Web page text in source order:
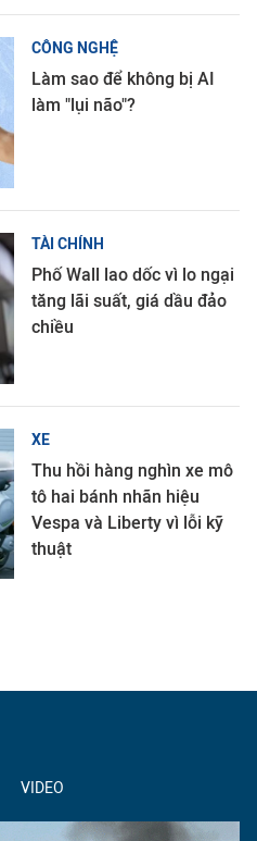
CÔNG NGHỆ
Làm sao để không bị AI
làm "lụi não"?
TÀI CHÍNH
Phố Wall lao dốc vì lo ngại
tăng lãi suất, giá dầu đảo
chiều
XE
Thu hồi hàng nghìn xe mô
tô hai bánh nhãn hiệu
Vespa và Liberty vì lỗi kỹ
thuật
VIDEO